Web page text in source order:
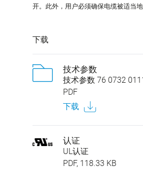
开。此外，用户必须确保电缆被适当地
下载
技术参数
技术参数 76 0732
PDF
下载
认证
UL认证
PDF, 118.33 KB